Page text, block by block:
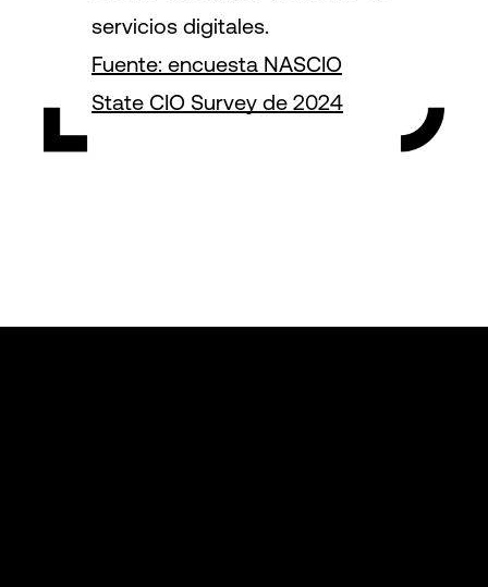
servicios digitales.
Fuente: encuesta NASCIO
State CIO Survey de 2024